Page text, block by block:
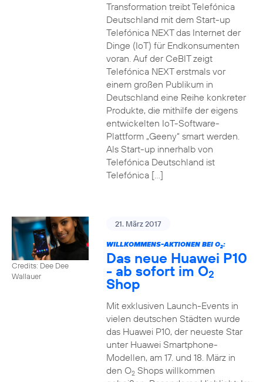
Transformation treibt Telefónica
Deutschland mit dem Start-up
Telefónica NEXT das Internet der
Dinge (IoT) für Endkonsumenten
voran. Auf der CeBIT zeigt
Telefónica NEXT erstmals vor
einem großen Publikum in
Deutschland eine Reihe konkreter
Produkte, die mithilfe der eigens
entwickelten IoT-Software-
Plattform „Geeny“ smart werden.
Als Start-up innerhalb von
Telefónica Deutschland ist
Telefónica […]
Credits: Dee Dee
Wallauer
21. März 2017
WILLKOMMENS-AKTIONEN BEI O2:
Das neue Huawei P10
- ab sofort im O2
Shop
Mit exklusiven Launch-Events in
vielen deutschen Städten wurde
das Huawei P10, der neueste Star
unter Huawei Smartphone-
Modellen, am 17. und 18. März in
den O2Shops willkommen